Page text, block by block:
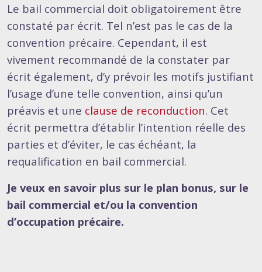
Le bail commercial doit obligatoirement être
constaté par écrit. Tel n’est pas le cas de la
convention précaire. Cependant, il est
vivement recommandé de la constater par
écrit également, d’y prévoir les motifs justifiant
l’usage d’une telle convention, ainsi qu’un
préavis et une clause de reconduction. Cet
écrit permettra d’établir l’intention réelle des
parties et d’éviter, le cas échéant, la
requalification en bail commercial.
Je veux en savoir plus sur le plan bonus, sur le
bail commercial et/ou la convention
d’occupation précaire.